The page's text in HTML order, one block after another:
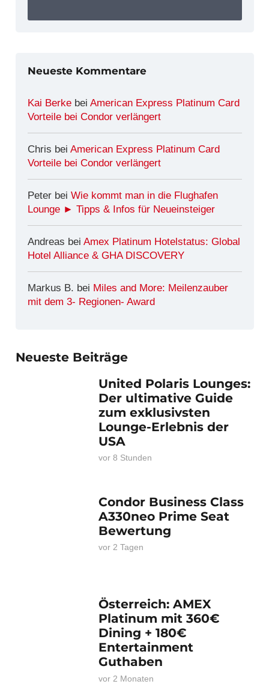
Neueste Kommentare
Kai Berkebei American Express Platinum Card
Vorteile bei Condor verlängert
Chris bei American Express Platinum Card
Vorteile bei Condor verlängert
Peterbei Wie kommt man in die Flughafen
Lounge ► Tipps & Infos für Neueinsteiger
Andreas bei Amex Platinum Hotelstatus: Global
Hotel Alliance & GHA DISCOVERY
Markus B. bei Miles and More: Meilenzauber
mit dem 3- Regionen- Award
Neueste Beiträge
United Polaris Lounges:
Der ultimative Guide
zum exklusivsten
Lounge-Erlebnis der
USA
vor 8 Stunden
Condor Business Class
A330neo Prime Seat
Bewertung
vor 2 Tagen
Österreich: AMEX
Platinum mit 360€
Dining + 180€
Entertainment
Guthaben
vor 2 Monaten